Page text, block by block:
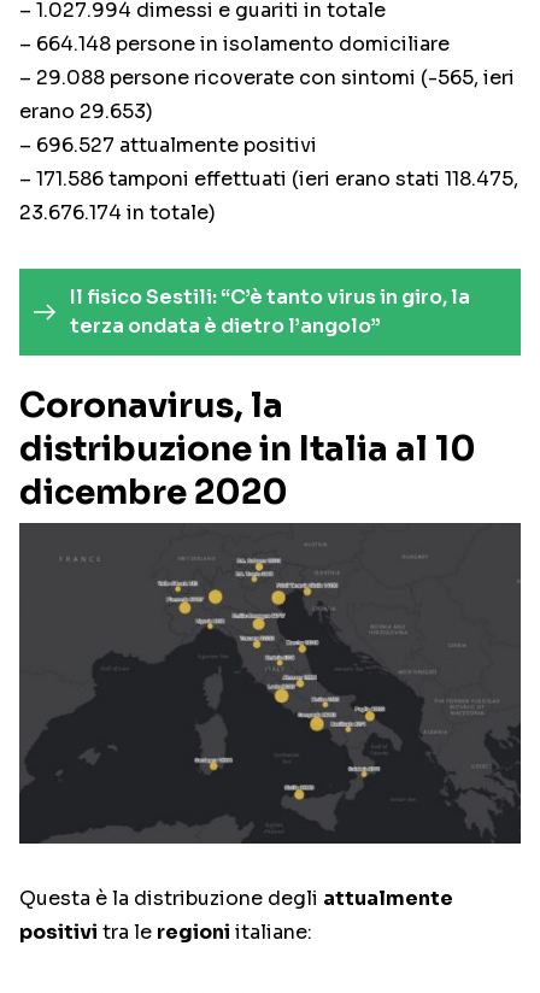
– 1.027.994 dimessi e guariti in totale
– 664.148 persone in isolamento domiciliare
– 29.088 persone ricoverate con sintomi (-565, ieri
erano 29.653)
– 696.527 attualmente positivi
– 171.586 tamponi effettuati (ieri erano stati 118.475,
23.676.174 in totale)
Il fisico Sestili: “C’è tanto virus in giro, la
terza ondata è dietro l’angolo”
Coronavirus, la
distribuzione in Italia al 10
dicembre 2020
Questa è la distribuzione degli attualmente
positivi tra le regioni italiane: